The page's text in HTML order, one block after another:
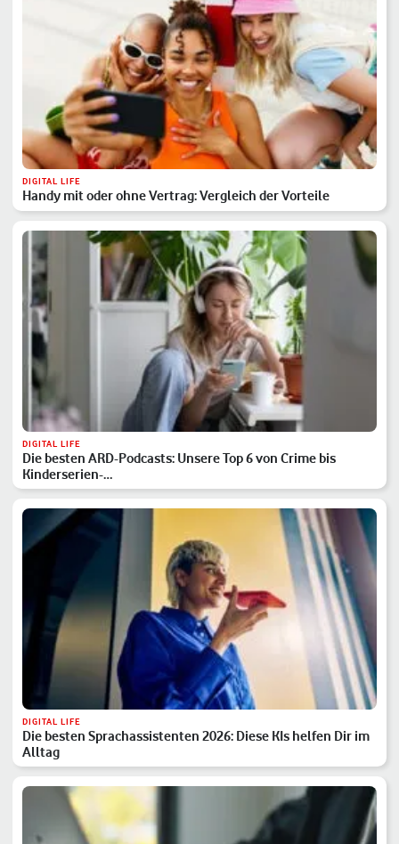
DIGITAL LIFE
Handy mit oder ohne Vertrag: Vergleich der Vorteile
DIGITAL LIFE
Die besten ARD-Podcasts: Unsere Top 6 von Crime bis
Kinderserien-…
DIGITAL LIFE
Die besten Sprachassistenten 2026: Diese KIs helfen Dir im
Alltag